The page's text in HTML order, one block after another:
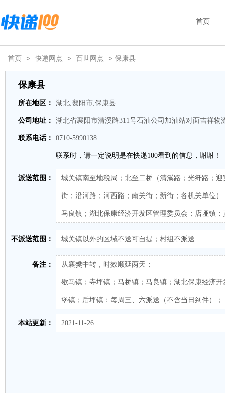
首页
首页 > 快递网点 > 百世网点 > 保康县
保康县
所在地区： 湖北,襄阳市,保康县
公司地址： 湖北省襄阳市清溪路311号石油公司加油站对面吉祥物
联系电话： 0710-5990138
联系时，请一定说明是在快递100看到的信息，谢谢！
派送范围： 城关镇南至地税局；北至二桥（清溪路；光纤路；
街；沿河路；河西路；南关街；新街；各机关单位
马良镇；湖北保康经济开发区管理委员会；店垭镇
不派送范围： 城关镇以外的区域不送可自提；村组不派送
备注： 从襄樊中转，时效顺延两天；
歇马镇；寺坪镇；马桥镇；马良镇；湖北保康经济
堡镇；后坪镇：每周三、六派送（不含当日到件）；
本站更新： 2021-11-26